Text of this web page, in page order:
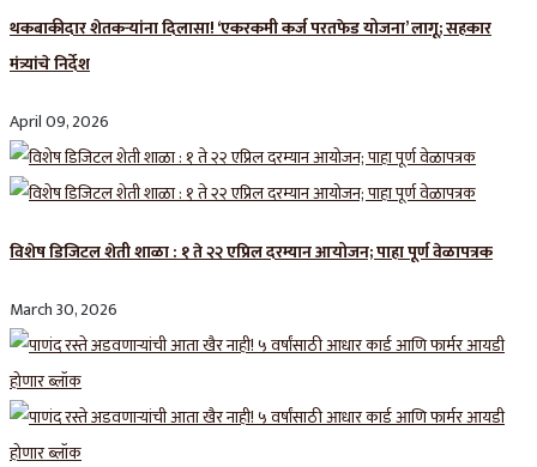
थकबाकीदार शेतकऱ्यांना दिलासा! ‘एकरकमी कर्ज परतफेड योजना’ लागू; सहकार
मंत्र्यांचे निर्देश
April 09, 2026
विशेष डिजिटल शेती शाळा : १ ते २२ एप्रिल दरम्यान आयोजन; पाहा पूर्ण वेळापत्रक
March 30, 2026